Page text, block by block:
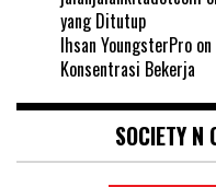
yang Ditutup
Ihsan YoungsterPro on
Konsentrasi Bekerja
SOCIETY N